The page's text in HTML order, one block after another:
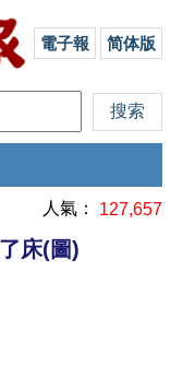
電子報 简体版
人氣： 127,657
床(圖)